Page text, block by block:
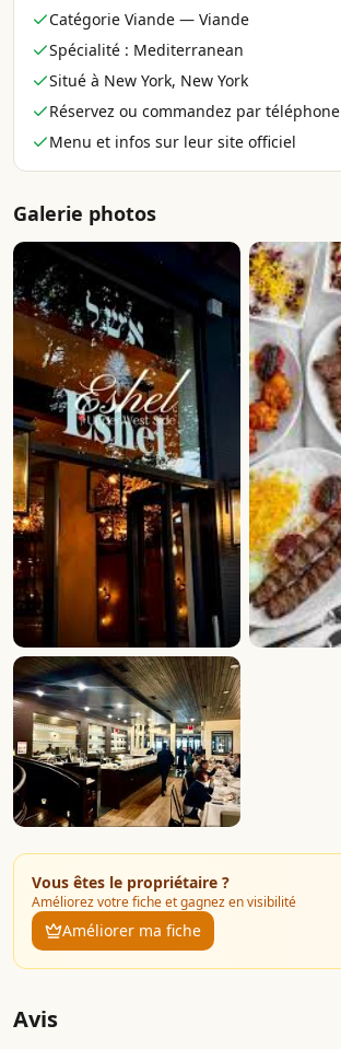
Catégorie Viande — Viande
Spécialité : Mediterranean
Situé à New York, New York
Réservez ou commandez par téléphone
Menu et infos sur leur site officiel
Galerie photos
Vous êtes le propriétaire ?
Améliorez votre fiche et gagnez en visibilité
Améliorer ma fiche
Avis